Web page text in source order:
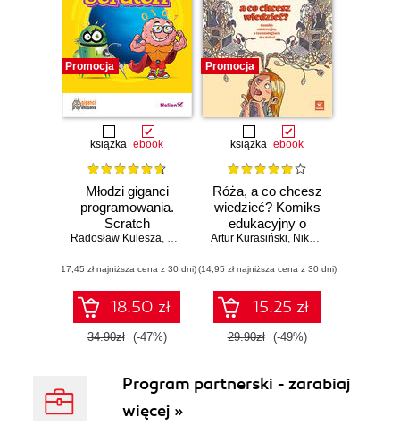
Promocja
książka ebook
Młodzi giganci
programowania.
Scratch
Radosław Kulesza, Sebastian Langa,Dawid Leśniakiewicz
(17,45 zł najniższa cena z 30 dni)
18.50 zł
34.90zł (-47%)
Promocja
książka ebook
Róża, a co chcesz
wiedzieć? Komiks
edukacyjny o
technologiach dla
Artur Kurasiński, Nikola Kucharska
(14,95 zł najniższa cena z 30 dni)
15.25 zł
29.90zł (-49%)
Program partnerski - zarabiaj
więcej »